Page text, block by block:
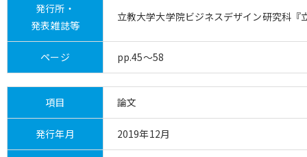
発行所・
発表雑誌等
立教大学大学院ビジネスデザイン研究科『
ページ pp.45～58
項目 論文
発行年月 2019年12月